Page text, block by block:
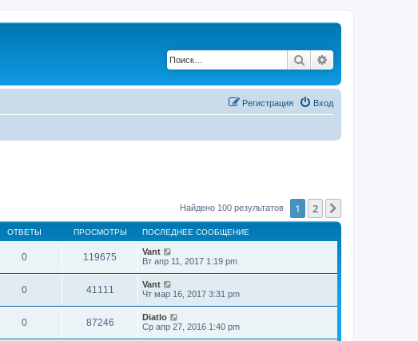
Поиск
Вход
Регистрация
Найдено 100 результатов 1 2
ОТВЕТЫ ПРОСМОТРЫ ПОСЛЕДНЕЕ СООБЩЕНИЕ
0 119675
Vant
Вт апр 11, 2017 1:19 pm
0 41111
Vant
Чт мар 16, 2017 3:31 pm
0 87246
Diatlo
Ср апр 27, 2016 1:40 pm